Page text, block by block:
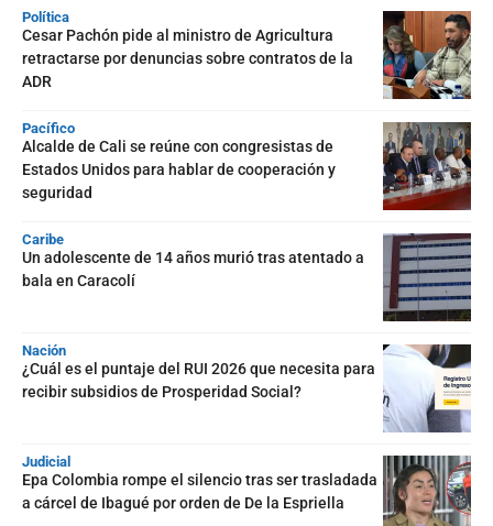
Política
Cesar Pachón pide al ministro de Agricultura
retractarse por denuncias sobre contratos de la
ADR
Pacífico
Alcalde de Cali se reúne con congresistas de
Estados Unidos para hablar de cooperación y
seguridad
Caribe
Un adolescente de 14 años murió tras atentado a
bala en Caracolí
Nación
¿Cuál es el puntaje del RUI 2026 que necesita para
recibir subsidios de Prosperidad Social?
Judicial
Epa Colombia rompe el silencio tras ser trasladada
a cárcel de Ibagué por orden de De la Espriella